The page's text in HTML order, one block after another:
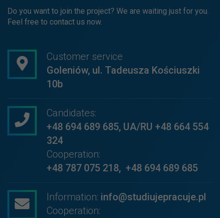
Do you want to join the project? We are waiting just for you.
Feel free to contact us now.
Customer service
Goleniów, ul. Tadeusza Kościuszki
10b
Candidates:
+48 694 689 685, UA/RU +48 664 554
324
Cooperation:
+48 787 075 218, +48 694 689 685
Information: info@studiujepracuje.pl
Cooperation: